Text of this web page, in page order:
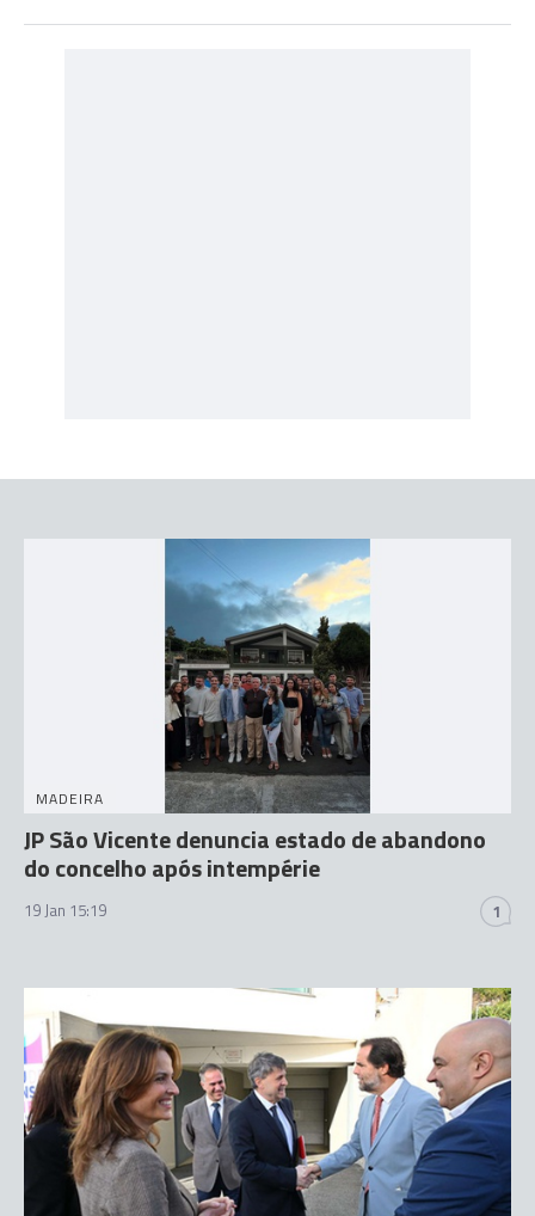
MADEIRA
JP São Vicente denuncia estado de abandono
do concelho após intempérie
19 Jan 15:19 1